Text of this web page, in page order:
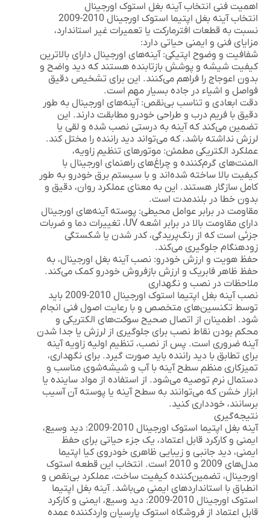
اهمیت فنی انتخاب آینه بغل استوک اورجینال
انتخابآینه بغل اپتیما استوک اورجینال 2010-2009
نسبت به قطعات افترمارکت یا تعمیرات غیر استاندارد،
مزایای فنی و ایمنی حیاتی دارد:
شفافیت و وضوح اپتیکی: آینه‌های اورجینال دارای بالاترین
کیفیت شیشه و پوشش بازتابنده هستند که دید واضح و
بدون اعوجاج را فراهم می‌کنند. این برای تشخیص دقیق
فواصل و اشیاء در جاده بسیار مهم است.
دقت ابعادی و تناسب بی‌نقص: آینه‌های اورجینال به طور
دقیق با فریم درب و طراحی خودرو مطابقت دارند. این
تضمین می‌کند که آینه به درستی نصب شده و لقی یا
لرزش نداشته باشد، که می‌تواند دید راننده را مختل کند.
عملکرد الکتریکی مطمئن: موتورهای تنظیم زاویه،
المنت‌های گرم‌کننده و چراغ‌های راهنمای اورجینال با
کیفیت بالا ساخته شده‌اند و با سیستم برق خودرو به طور
کامل سازگار هستند. این به معنای عملکرد روان، دقیق و
بدون خطا در بلندمدت است.
مقاومت در برابر عوامل محیطی: پوسته آینه‌های اورجینال
دارای مقاومت بالا در برابر اشعه UV، تغییرات دما و ضربات
جزئی است که از رنگ‌پریدگی، کدر شدن یا شکستگی
زودهنگام جلوگیری می‌کند.
حفظ هویت و ارزش خودرو: نصب آینه بغل اورجینال، به
حفظ ظاهر فابریک و ارزش بازفروش خودرو کمک می‌کند.
ملاحظات در نصب و نگهداری
نصبآینه بغل اپتیما استوک اورجینال 2010-2009
باید
توسط تکنسین‌های متخصص و با رعایت اصول فنی انجام
شود. اطمینان از اتصال صحیح سوکت‌های الکتریکی و
محکم بودن نقاط نصب برای جلوگیری از لرزش یا جدا شدن
آینه ضروری است. پس از نصب، تنظیم اولیه زاویه آینه
برای تطابق با دید راننده باید صورت گیرد. برای نگهداری،
تمیزکاری منظم سطح آینه با آب و شیشه‌شوی مناسب و
دستمال نرم توصیه می‌شود. از استفاده از مواد ساینده یا
ابزار خشن که می‌توانند به سطح آینه یا پوسته آن آسیب
برسانند، خودداری کنید.
نتیجه‌گیری
آینه بغل اپتیما استوک اورجینال 2010-2009: دید وسیع،
ایمنی و کارکرد قابل اعتماد، یک جزء حیاتی برای حفظ
ایمنی، دید جانبی و زیبایی ظاهری خودروی کیا اپتیما
مدل‌های 2009 و 2010 است. انتخاب این قطعه استوک
اورجینال، تضمین‌کننده کیفیت ساخت، عملکرد بی‌نقص و
انطباق با استانداردهای ایمنی می‌باشد.آینه بغل اپتیما
استوک اورجینال 2010-2009: دید وسیع، ایمنی و کارکرد
قابل اعتماد از فروشگاه استوک پارسیان واردکننده عمده